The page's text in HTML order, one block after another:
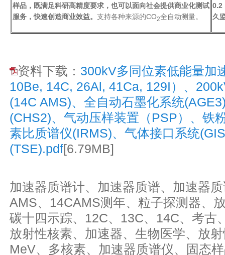
样品，既满足科研高精度要求，也可以面向社会提供商业化测试
服务，快速创造商业效益。 支持各种来源的CO2全自动测量。
0.2
久
资料下载： 300kV多同位素低能量加
10Be, 14C, 26Al, 41Ca, 129I）、
(14C AMS)、全自动石墨化系统
(CHS2)、气动压样装置（PSP）、铁
素比质谱仪(IRMS)、气体接口系统
(TSE).pdf[6.79MB]
加速器质谱计、加速器质谱、加速器
AMS、14CAMS测年、粒子探测器、
碳十四示踪、12C、13C、14C、考古
放射性核素、加速器、生物医学、放
MeV、多核素、加速器质谱仪、固态